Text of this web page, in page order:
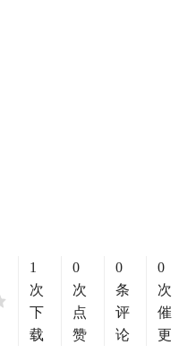
1
次
下
载
0
次
点
赞
0
条
评
论
0
次
催
更